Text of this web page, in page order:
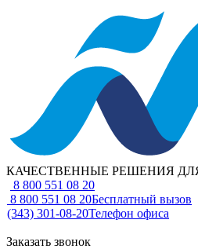
КАЧЕСТВЕННЫЕ РЕШЕНИЯ
8 800 551 08 20
8 800 551 08 20Бесплатный вызов
(343) 301-08-20Телефон офиса
Заказать звонок